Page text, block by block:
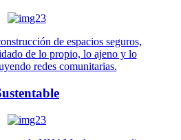
de espacios seguros,
de lo propio, lo ajeno y lo
redes comunitarias.